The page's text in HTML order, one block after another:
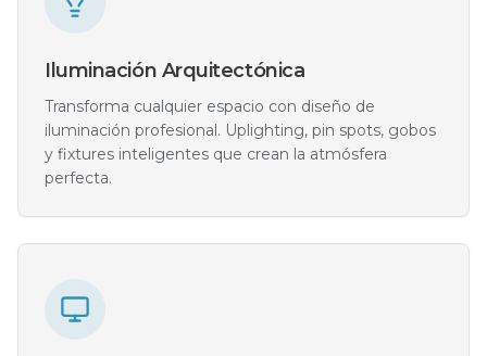
Iluminación Arquitectónica
Transforma cualquier espacio con diseño de
iluminación profesional. Uplighting, pin spots, gobos
y fixtures inteligentes que crean la atmósfera
perfecta.